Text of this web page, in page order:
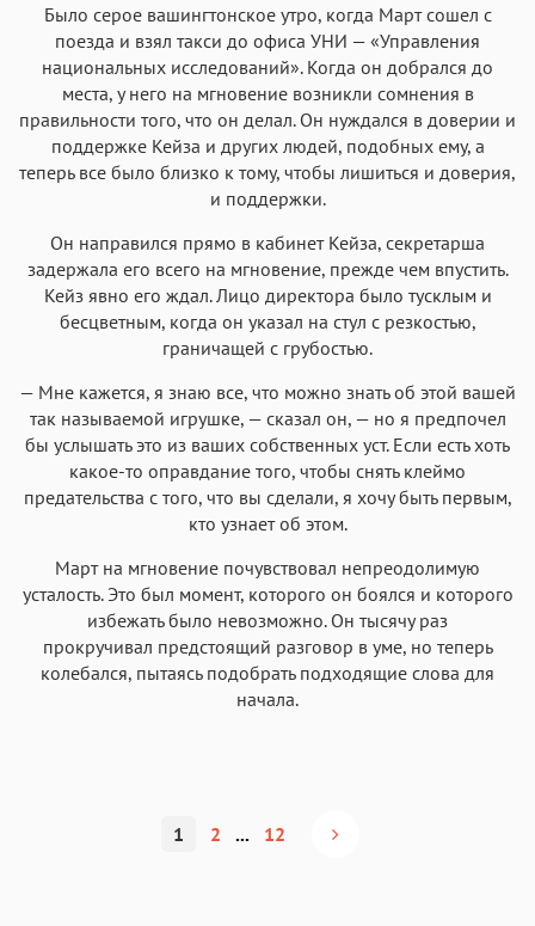
Было серое вашингтонское утро, когда Март сошел с
поезда и взял такси до офиса УНИ — «Управления
национальных исследований». Когда он добрался до
места, у него на мгновение возникли сомнения в
правильности того, что он делал. Он нуждался в доверии и
поддержке Кейза и других людей, подобных ему, а
теперь все было близко к тому, чтобы лишиться и доверия,
и поддержки.
Он направился прямо в кабинет Кейза, секретарша
задержала его всего на мгновение, прежде чем впустить.
Кейз явно его ждал. Лицо директора было тусклым и
бесцветным, когда он указал на стул с резкостью,
граничащей с грубостью.
— Мне кажется, я знаю все, что можно знать об этой вашей
так называемой игрушке, — сказал он, — но я предпочел
бы услышать это из ваших собственных уст. Если есть хоть
какое-то оправдание того, чтобы снять клеймо
предательства с того, что вы сделали, я хочу быть первым,
кто узнает об этом.
Март на мгновение почувствовал непреодолимую
усталость. Это был момент, которого он боялся и которого
избежать было невозможно. Он тысячу раз
прокручивал предстоящий разговор в уме, но теперь
колебался, пытаясь подобрать подходящие слова для
начала.
1 2 ... 12